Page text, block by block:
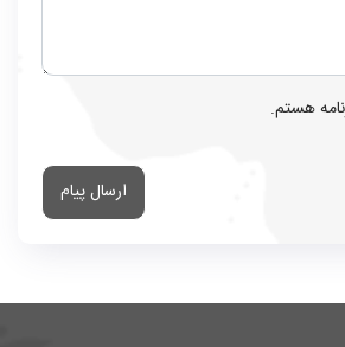
هستم.
ارسال پیام